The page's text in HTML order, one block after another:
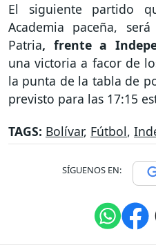
El siguiente partido
Academia paceña,
Patria, frente a
una victoria a facor de
la punta de la tabla de
previsto para las 17:15
TAGS: Bolívar, Fútbol,
SÍGUENOS EN: